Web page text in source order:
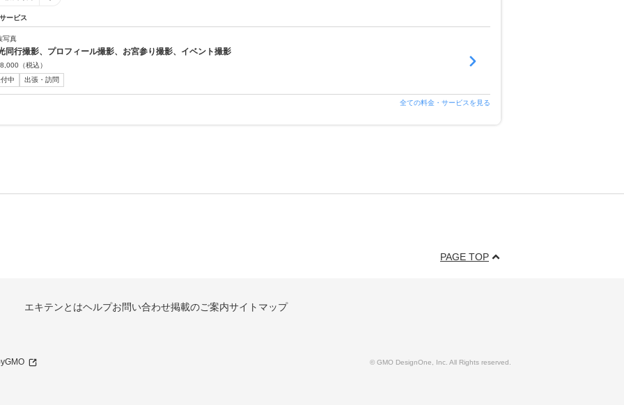
ービス
写真
同行撮影、プロフィール撮影、お宮参り撮影、イベント撮影
（税込）
中
出張・訪問
全ての料金・サービスを見る
PAGE TOP
エキテンとはヘルプお問い合わせ掲載のご案内サイトマップ
© GMO DesignOne, Inc. All Rights reserved.